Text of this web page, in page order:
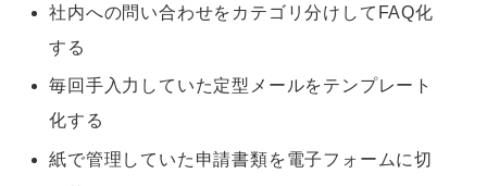
社内への問い合わせをカテゴリ分けしてFAQ化
する
毎回手入力していた定型メールをテンプレート
化する
紙で管理していた申請書類を電子フォームに切